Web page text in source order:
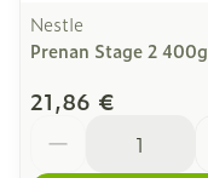
Nestle
Prenan Stage 2 400g
21,86 €